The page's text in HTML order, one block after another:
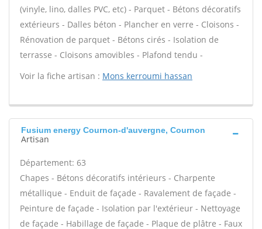
(vinyle, lino, dalles PVC, etc) - Parquet - Bétons décoratifs
extérieurs - Dalles béton - Plancher en verre - Cloisons -
Rénovation de parquet - Bétons cirés - Isolation de
terrasse - Cloisons amovibles - Plafond tendu -
Voir la fiche artisan : Mons kerroumi hassan
Fusium energy Cournon-d'auvergne, Cournon
Artisan
Département: 63
Chapes - Bétons décoratifs intérieurs - Charpente
métallique - Enduit de façade - Ravalement de façade -
Peinture de façade - Isolation par l'extérieur - Nettoyage
de façade - Habillage de façade - Plaque de plâtre - Faux